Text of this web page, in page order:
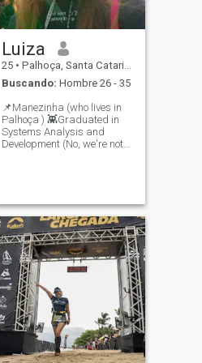
Luiza
25 • Palhoça, Santa Catarina, Brasil
Buscando: Hombre 26 - 35
📌Manezinha (who lives in
Palhoça ) 👾Graduated in
Systems Analysis and
Development (No, we're not
skeptical) 🤔Questionable
humor I love